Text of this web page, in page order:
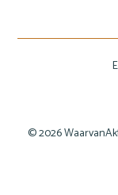
© 2026